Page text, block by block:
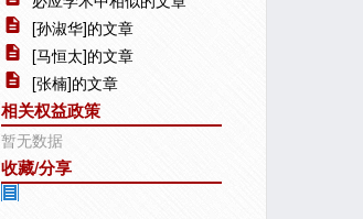
[孙淑华]的文章
[马恒太]的文章
[张楠]的文章
相关权益政策
暂无数据
收藏/分享